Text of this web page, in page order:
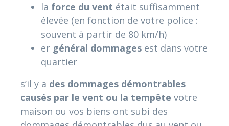
la force du vent était suffisamment
élevée (en fonction de votre police :
souvent à partir de 80 km/h)
er général dommages est dans votre
quartier
s’il y a des dommages démontrables
causés par le vent ou la tempête votre
maison ou vos biens ont subi des